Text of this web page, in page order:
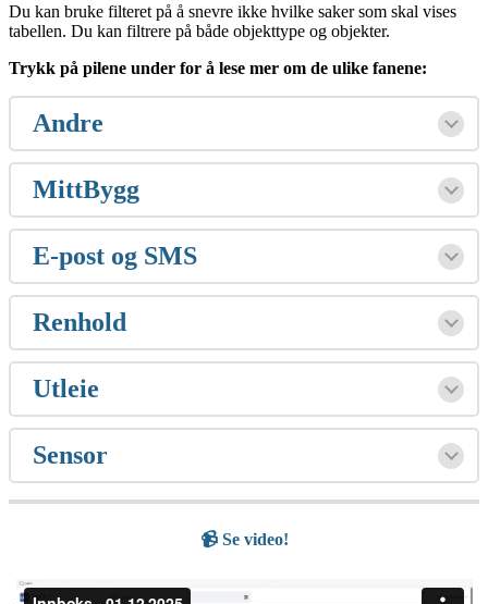
Du kan bruke filteret på å snevre ikke hvilke saker som skal vises
tabellen. Du kan filtrere på både objekttype og objekter.
Trykk på pilene under for å lese mer om de ulike fanene:
Andre
MittBygg
E-post og SMS
Renhold
Utleie
Sensor
📹 Se video!